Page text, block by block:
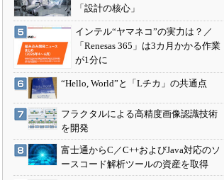
「設計の核心」
インテル“ヤマネコ”の実力は？／
「Renesas 365」は3カ月かかる作業
が1分に
“Hello, World”と「Lチカ」の共通点
フラクタルによる高精度画像認識技術
を開発
富士通からC／C++およびJava対応のソ
ースコード解析ツールの資産を取得